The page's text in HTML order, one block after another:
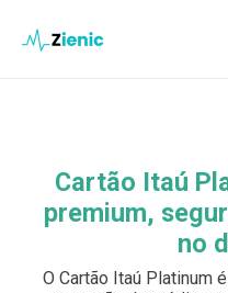
Investimento
Buscar:
Pulsa Enter para
Cartão Itaú
premium,
no
O Cartão Itaú Platinum